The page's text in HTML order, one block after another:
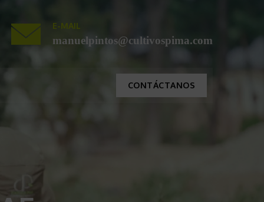
E-MAIL
manuelpintos@cultivospima.com
CONTÁCTANOS